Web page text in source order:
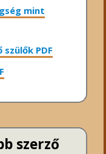
mint
PDF
szerző